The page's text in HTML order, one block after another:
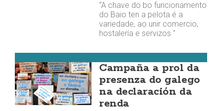
“A chave do bo funcionamento
do Baio ten a pelota é a
variedade, ao unir comercio,
hostalería e servizos "
Campaña a prol da
presenza do galego
na declaración da
renda